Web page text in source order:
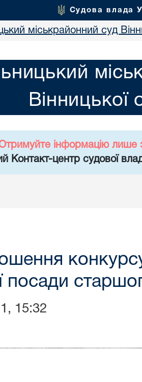
Судова влада
міськрайонний суд
Вінницької
інформацію лише
Контакт-центр судової
посади
15:32